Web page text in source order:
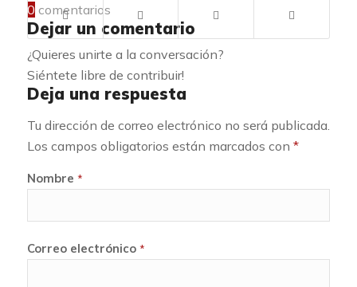
0 comentarios
Dejar un comentario
¿Quieres unirte a la conversación?
Siéntete libre de contribuir!
Deja una respuesta
Tu dirección de correo electrónico no será publicada.
Los campos obligatorios están marcados con *
Nombre *
Correo electrónico *